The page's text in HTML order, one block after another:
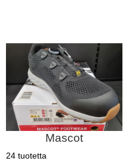
Mascot
24 tuotetta